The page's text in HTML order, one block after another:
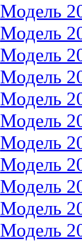
Модель
Модель
Модель
Модель
Модель
Модель
Модель
Модель
Модель
Модель
Модель